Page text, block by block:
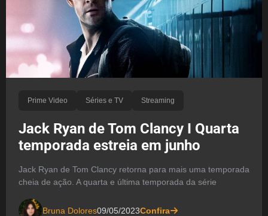
Prime Video Séries e TV Streaming
Jack Ryan de Tom Clancy I Quarta
temporada estreia em junho
Jack Ryan de Tom Clancy retorna para mais uma temporada
cheia de ação. A quarta e última temporada da série
Bruna Dolores09/05/2023Confira